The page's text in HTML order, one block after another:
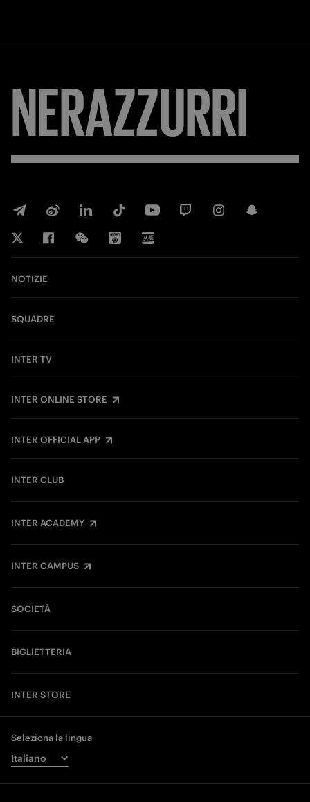
FORZA
NOTIZIE
SQUADRE
INTER TV
INTER ONLINE STORE
INTER OFFICIAL APP
INTER CLUB
INTER ACADEMY
INTER CAMPUS
SOCIETÀ
BIGLIETTERIA
INTER STORE
Seleziona la lingua